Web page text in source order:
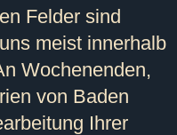
Felder sind
meist innerhalb
Wochenenden,
von Baden
Ihrer